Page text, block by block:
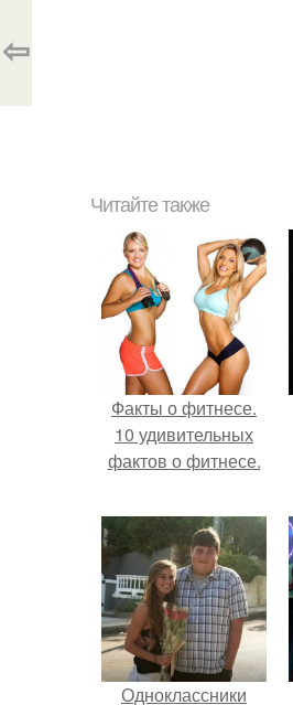
⇦
Читайте также
Факты о фитнесе.
10 удивительных
фактов о фитнесе.
Одноклассники